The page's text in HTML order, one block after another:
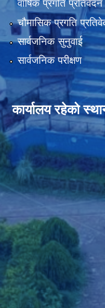
वार्षिक प्रगति प्रतिवेदन
चौमासिक प्रगति
सार्वजनिक सुनुवाई
सार्वजनिक परीक्षण
कार्यालय रहेको